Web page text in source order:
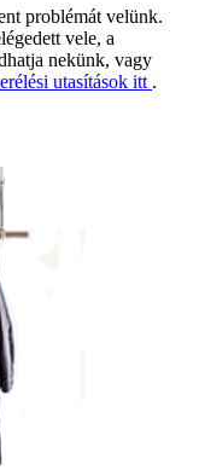
problémát velünk.
vele, a
nekünk, vagy
utasítások itt .